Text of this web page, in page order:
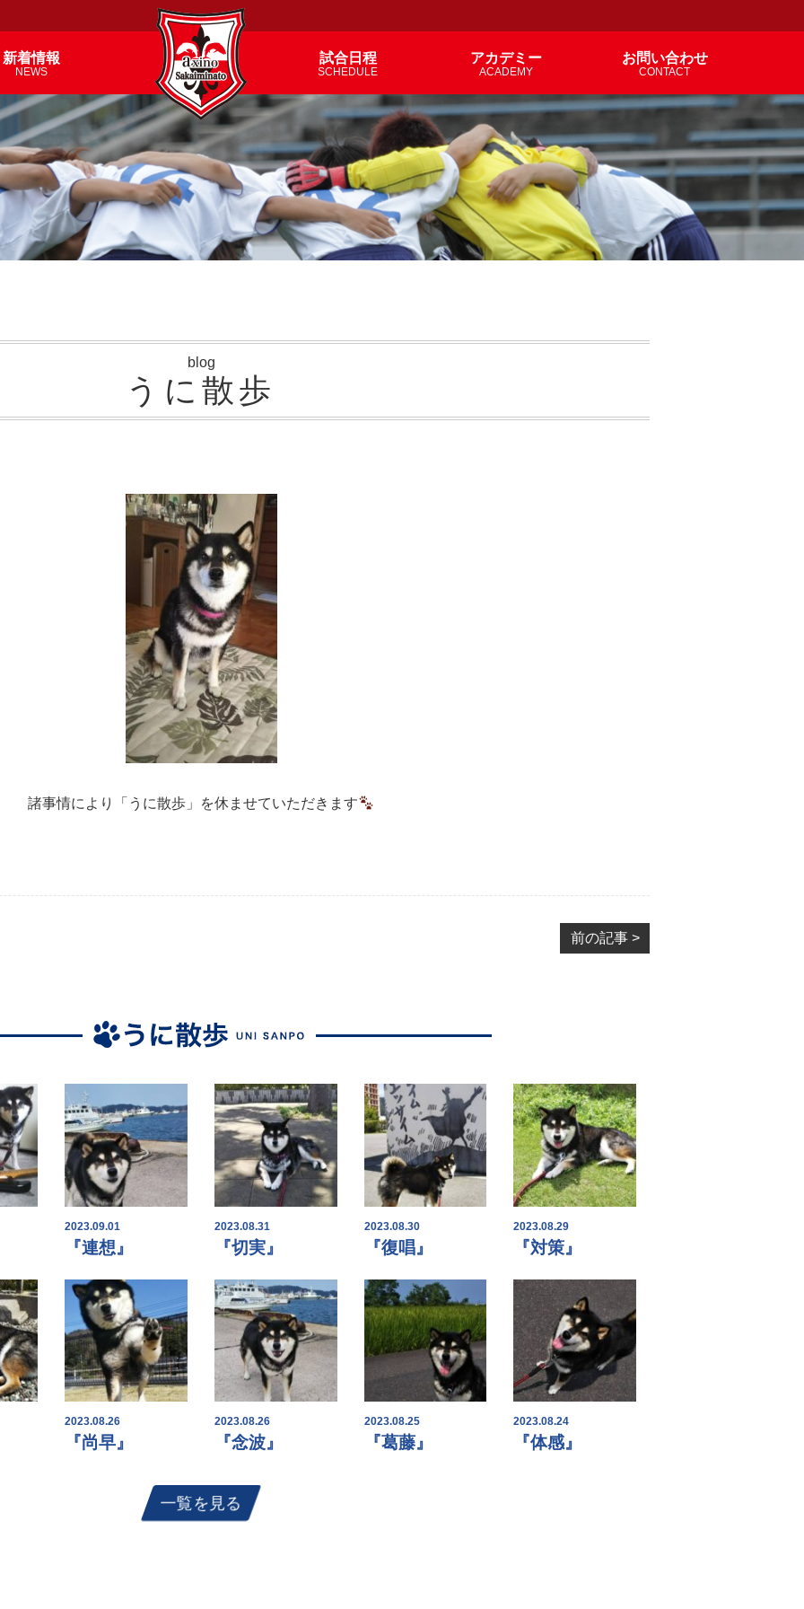
新着情報
NEWS
試合日程
SCHEDULE
アカデミー
ACADEMY
お問い合わせ
CONTACT
blog
うに散歩
諸事情により「うに散歩」を休ませていただきます
前の記事 >
2023.09.01
『連想』
2023.08.31
『切実』
2023.08.30
『復唱』
2023.08.29
『対策』
2023.08.26
『尚早』
2023.08.26
『念波』
2023.08.25
『葛藤』
2023.08.24
『体感』
一覧を見る